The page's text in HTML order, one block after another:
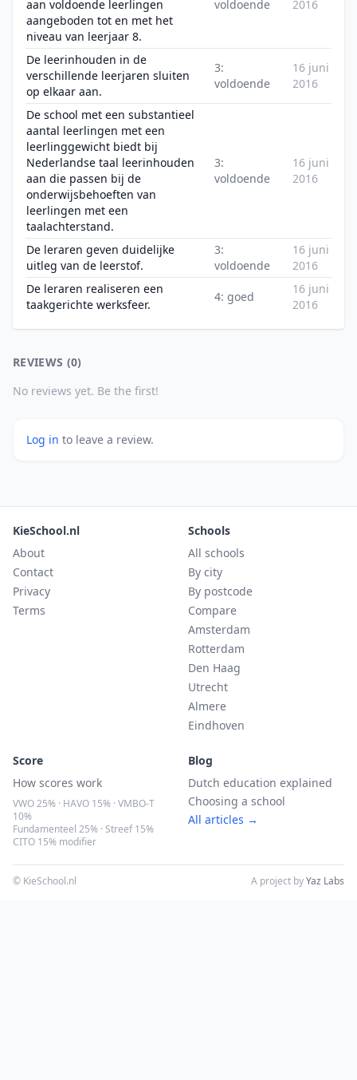
aan voldoende leerlingen
aangeboden tot en met het
niveau van leerjaar 8.
voldoende 2016
De leerinhouden in de
verschillende leerjaren sluiten
op elkaar aan.
3:
voldoende
16 juni
2016
De school met een substantieel
aantal leerlingen met een
leerlinggewicht biedt bij
Nederlandse taal leerinhouden
aan die passen bij de
onderwijsbehoeften van
leerlingen met een
taalachterstand.
3:
voldoende
16 juni
2016
De leraren geven duidelijke
uitleg van de leerstof.
3:
voldoende
16 juni
2016
De leraren realiseren een
taakgerichte werksfeer.
4: goed
16 juni
2016
REVIEWS (0)
No reviews yet. Be the first!
Log in to leave a review.
KieSchool.nl
About
Contact
Privacy
Terms
Schools
All schools
By city
By postcode
Compare
Amsterdam
Rotterdam
Den Haag
Utrecht
Almere
Eindhoven
Score
How scores work
VWO 25% · HAVO 15% · VMBO-T
10%
Fundamenteel 25% · Streef 15%
CITO 15% modifier
Blog
Dutch education explained
Choosing a school
All articles →
© KieSchool.nl A project byYaz Labs